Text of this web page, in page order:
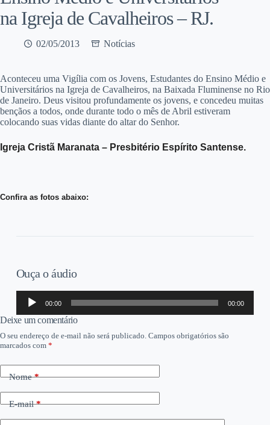
na Igreja de Cavalheiros – RJ.
02/05/2013 Notícias
Aconteceu uma Vigília com os Jovens, Estudantes do Ensino Médio e
Universitários na Igreja de Cavalheiros, na Baixada Fluminense no Rio
de Janeiro. Deus visitou profundamente os jovens, e concedeu muitas
bençãos a todos, onde durante todo o mês de Abril estiveram
colocando suas vidas diante do altar do Senhor.
Igreja Cristã Maranata – Presbitério Espírito Santense.
Confira as fotos abaixo:
Ouça o áudio
Tocador
áudio
00:00 00:00
Deixe um comentário
O seu endereço de e-mail não será publicado. Campos obrigatórios são
marcados com *
Nome*
E-mail*